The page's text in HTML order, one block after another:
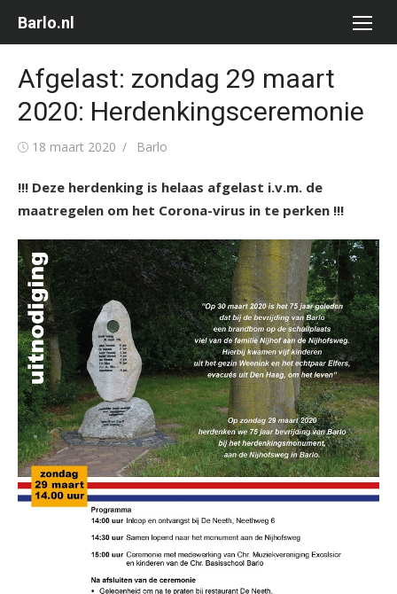
naar
inhoud
Barlo.nl
Afgelast: zondag 29 maart
2020: Herdenkingsceremonie
Gepubliceerd
18 maart 2020 Auteur
Barlo
!!! Deze herdenking is helaas afgelast i.v.m. de
maatregelen om het Corona-virus in te perken !!!